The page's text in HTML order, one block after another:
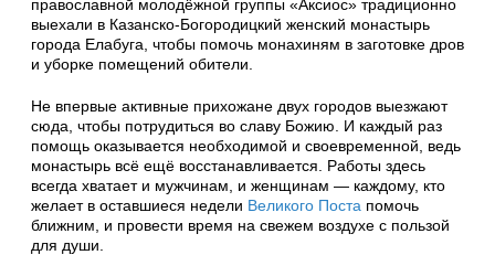
православной молодёжной группы «Аксиос» традиционно
выехали в Казанско-Богородицкий женский монастырь
города Елабуга, чтобы помочь монахиням в заготовке дров
и уборке помещений обители.
Не впервые активные прихожане двух городов выезжают
сюда, чтобы потрудиться во славу Божию. И каждый раз
помощь оказывается необходимой и своевременной, ведь
монастырь всё ещё восстанавливается. Работы здесь
всегда хватает и мужчинам, и женщинам — каждому, кто
желает в оставшиеся недели Великого Поста помочь
ближним, и провести время на свежем воздухе с пользой
для души.